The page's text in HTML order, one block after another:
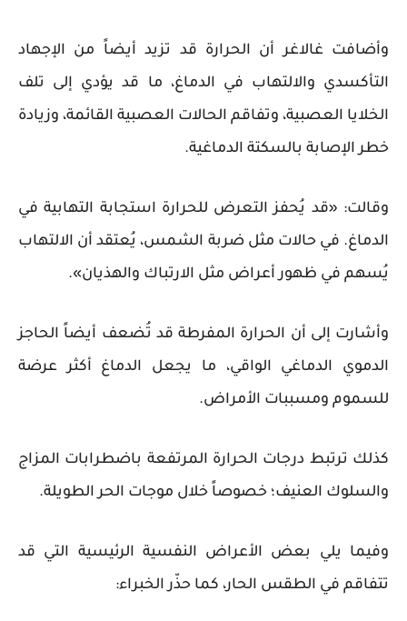
وأضافت غالاغر أن الحرارة قد تزيد أيضاً من الإجهاد
التأكسدي والالتهاب في الدماغ، ما قد يؤدي إلى تلف
الخلايا العصبية، وتفاقم الحالات العصبية القائمة، وزيادة
خطر الإصابة بالسكتة الدماغية.
وقالت: «قد يُحفز التعرض للحرارة استجابة التهابية في
الدماغ. في حالات مثل ضربة الشمس، يُعتقد أن الالتهاب
يُسهم في ظهور أعراض مثل الارتباك والهذيان».
وأشارت إلى أن الحرارة المفرطة قد تُضعف أيضاً الحاجز
الدموي الدماغي الواقي، ما يجعل الدماغ أكثر عرضة
للسموم ومسببات الأمراض.
كذلك ترتبط درجات الحرارة المرتفعة باضطرابات المزاج
والسلوك العنيف؛ خصوصاً خلال موجات الحر الطويلة.
وفيما يلي بعض الأعراض النفسية الرئيسية التي قد
تتفاقم في الطقس الحار، كما حذّر الخبراء: